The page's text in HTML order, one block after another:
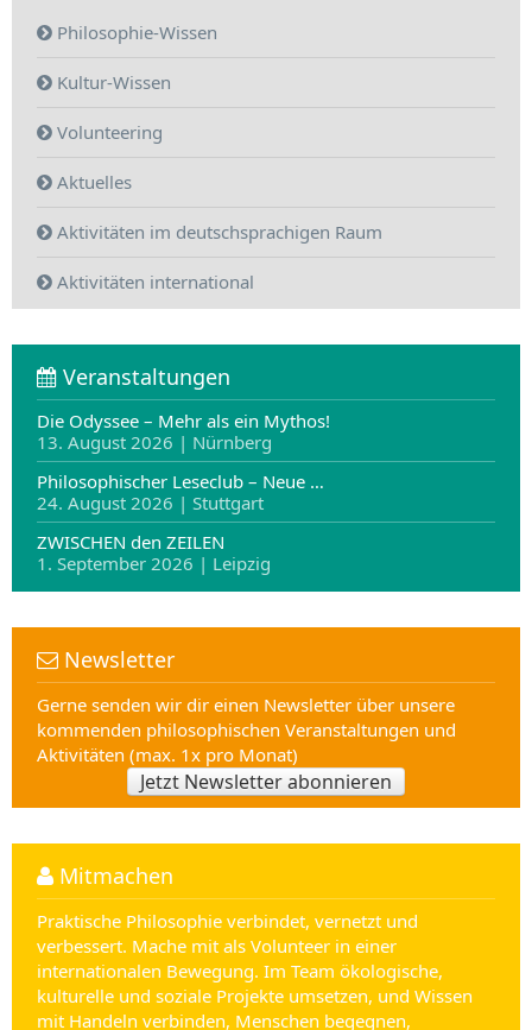
Philosophie-Wissen
Kultur-Wissen
Volunteering
Aktuelles
Aktivitäten im deutschsprachigen Raum
Aktivitäten international
Veranstaltungen
Die Odyssee – Mehr als ein Mythos!
13. August 2026 | Nürnberg
Philosophischer Leseclub – Neue …
24. August 2026 | Stuttgart
ZWISCHEN den ZEILEN
1. September 2026 | Leipzig
Newsletter
Gerne senden wir dir einen Newsletter über unsere
kommenden philosophischen Veranstaltungen und
Aktivitäten (max. 1x pro Monat)
Jetzt Newsletter abonnieren
Mitmachen
Praktische Philosophie verbindet, vernetzt und
verbessert. Mache mit als Volunteer in einer
internationalen Bewegung. Im Team ökologische,
kulturelle und soziale Projekte umsetzen, und Wissen
mit Handeln verbinden, Menschen begegnen,